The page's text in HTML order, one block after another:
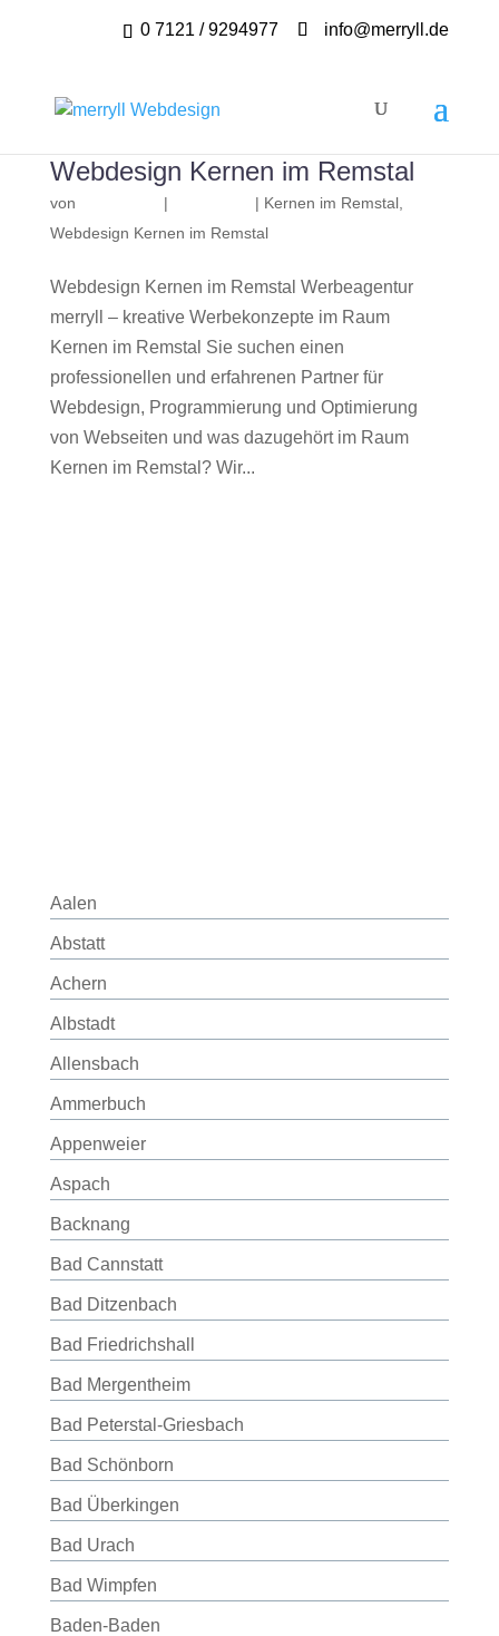
0 7121 / 9294977 info@merryll.de
Webdesign Kernen im Remstal
von | | Kernen im Remstal,
Webdesign Kernen im Remstal
Webdesign Kernen im Remstal Werbeagentur
merryll – kreative Werbekonzepte im Raum
Kernen im Remstal Sie suchen einen
professionellen und erfahrenen Partner für
Webdesign, Programmierung und Optimierung
von Webseiten und was dazugehört im Raum
Kernen im Remstal? Wir...
Aalen
Abstatt
Achern
Albstadt
Allensbach
Ammerbuch
Appenweier
Aspach
Backnang
Bad Cannstatt
Bad Ditzenbach
Bad Friedrichshall
Bad Mergentheim
Bad Peterstal-Griesbach
Bad Schönborn
Bad Überkingen
Bad Urach
Bad Wimpfen
Baden-Baden